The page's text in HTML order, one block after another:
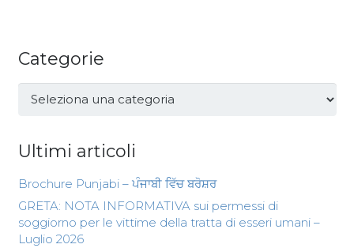
Categorie
Categorie
Ultimi articoli
Brochure Punjabi – ਪੰਜਾਬੀ ਵਿੱਚ ਬਰੋਸ਼ਰ
GRETA: NOTA INFORMATIVA sui permessi di
soggiorno per le vittime della tratta di esseri umani –
Luglio 2026